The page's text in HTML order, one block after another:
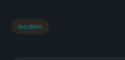
location